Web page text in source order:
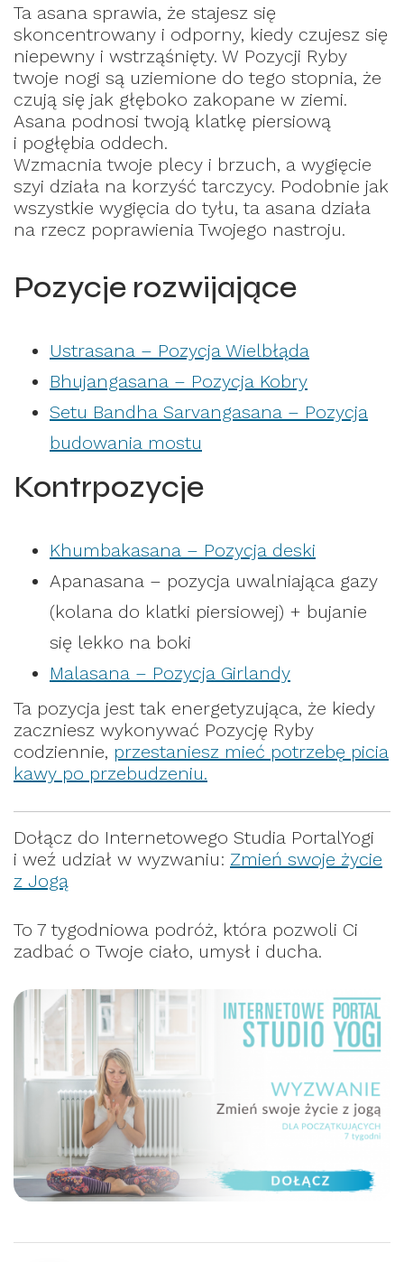
Ta asana sprawia, że stajesz się
skoncentrowany i odporny, kiedy czujesz się
niepewny i wstrząśnięty. W Pozycji Ryby
twoje nogi są uziemione do tego stopnia, że
czują się jak głęboko zakopane w ziemi.
Asana podnosi twoją klatkę piersiową
i pogłębia oddech.
Wzmacnia twoje plecy i brzuch, a wygięcie
szyi działa na korzyść tarczycy. Podobnie jak
wszystkie wygięcia do tyłu, ta asana działa
na rzecz poprawienia Twojego nastroju.
Pozycje rozwijające
Ustrasana – Pozycja Wielbłąda
Bhujangasana – Pozycja Kobry
Setu Bandha Sarvangasana – Pozycja
budowania mostu
Kontrpozycje
Khumbakasana – Pozycja deski
Apanasana – pozycja uwalniająca gazy
(kolana do klatki piersiowej) + bujanie
się lekko na boki
Malasana – Pozycja Girlandy
Ta pozycja jest tak energetyzująca, że kiedy
zaczniesz wykonywać Pozycję Ryby
codziennie, przestaniesz mieć potrzebę picia
kawy po przebudzeniu.
Dołącz do Internetowego Studia PortalYogi
i weź udział w wyzwaniu: Zmień swoje życie
z Jogą
To 7 tygodniowa podróż, która pozwoli Ci
zadbać o Twoje ciało, umysł i ducha.